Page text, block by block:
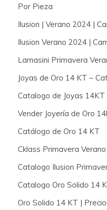
Por Pieza
Ilusion | Verano 2024 |
Ilusion Verano 2024 |
Lamasini Primavera
Joyas de Oro 14 KT –
Catalogo de Joyas
Vender Joyería de Oro
Catálogo de Oro 14 KT
Cklass Primavera
Catalogo Ilusion
Catalogo Oro Solido 14
Oro Solido 14 KT |